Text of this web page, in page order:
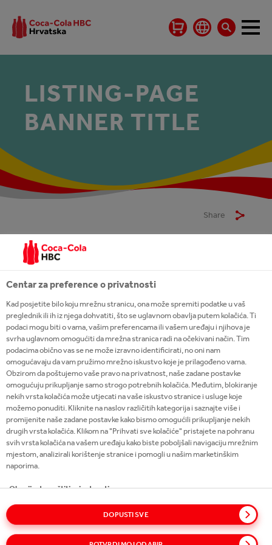
LISTING-PAGE
BANNER TITLE
Share
Our latest news
Copyright © 2026
Coca-Cola HBC.
All rights reserved.
NAŠE POSLOVANJE
KORISNE INFORMACIJE
BUDIMO U KONTAKTU
Pojmovnik Mapa stranice Politike
Izjava o privatnosti
Pristupačnost
Centar za preference o privatnosti
Kad posjetite bilo koju mrežnu stranicu, ona može spremiti podatke u vaš
preglednik ili ih iz njega dohvatiti, što se uglavnom obavlja putem kolačića. Ti
podaci mogu biti o vama, vašim preferencama ili vašem uređaju i njihova je
svrha uglavnom omogućiti da mrežna stranica radi na očekivani način. Tim
podacima obično vas se ne može izravno identificirati, no oni nam
omogućavaju da vam pružimo mrežno iskustvo koje je prilagođeno vama.
Obzirom da poštujemo vaše pravo na privatnost, naše zadane postavke
omogućuju prikupljanje samo strogo potrebnih kolačića. Međutim, blokiranje
nekih vrsta kolačića može utjecati na vaše iskustvo stranice i usluge koje
možemo ponuditi. Kliknite na naslov različitih kategorija i saznajte više i
promijenite naše zadane postavke kako bismo omogućili prikupljanje nekih
drugih vrsta kolačića. Klikom na "Prihvati sve kolačiće" pristajete na pohranu
svih vrsta kolačića na vašem uređaju kako biste poboljšali navigaciju mrežnim
mjestom, analizirali korištenje stranice i pomogli u našim marketinškim
naporima.
Obavijest o zaštiti privatnosti
Upravljaj preferencama pristanka
DOPUSTI SVE